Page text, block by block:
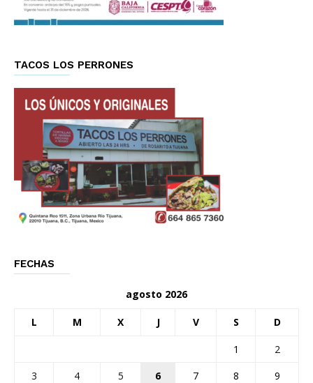
TACOS LOS PERRONES
FECHAS
agosto 2026
L M X J V S D
1
2
3
4 5 6 7 8
9